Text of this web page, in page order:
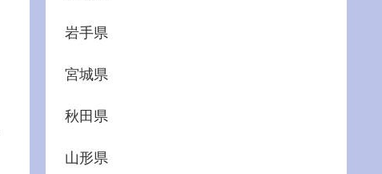
岩手県
宮城県
秋田県
山形県